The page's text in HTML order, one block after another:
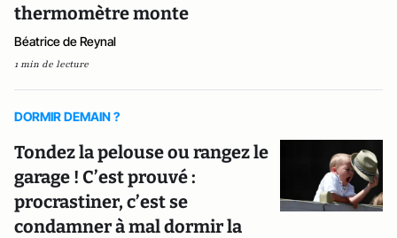
thermomètre monte
Béatrice de Reynal
1 min de lecture
DORMIR DEMAIN ?
Tondez la pelouse ou rangez le
garage ! C’est prouvé :
procrastiner, c’est se
condamner à mal dormir la